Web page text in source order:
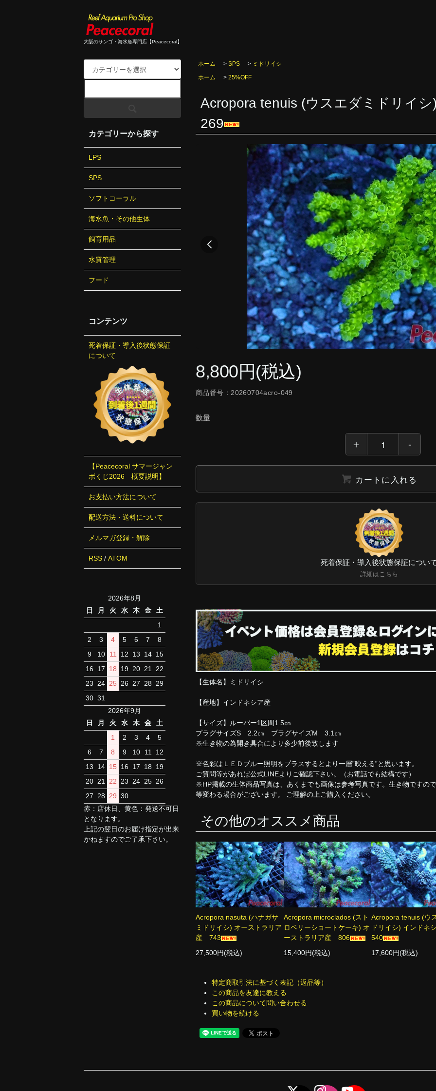
大阪のサンゴ・海水魚専門店【Peacecoral】
ホーム > SPS > ミドリイシ
ホーム
> 25%OFF
Acropora tenuis (ウスエダミドリイ
269
8,800円(税込)
商品番号：20260704acro-049
数量
カートに入れる
死着保証・導入後状態保証につい
詳細はこちら
【生体名】ミドリイシ
【産地】インドネシア産
【サイズ】ルーバー1区間1.5㎝
プラグサイズS 2.2㎝ プラグサイズM 3.1㎝
※生き物の為開き具合により多少前後致します
※色彩はＬＥＤブルー照明をプラスするとより一層”映える”と思います。
ご質問等があれば公式LINEよりご確認下さい。（お電話でも結構です）
※HP掲載の生体商品写真は、あくまでも画像は参考写真です。生き物ですの
等変わる場合がございます。 ご理解の上ご購入ください。
その他のオススメ商品
Acropora nasuta (ハナガサ
ミドリイシ) オーストラリア
産 743
27,500円(税込)
Acropora microclados (スト
ロベリーショートケーキ) オ
ーストラリア産 806
15,400円(税込)
Acropora tenuis (ウ
ドリイシ) インド
540
17,600円(税込)
特定商取引法に基づく表記（返品等）
この商品を友達に教える
この商品について問い合わせる
買い物を続ける
カテゴリーから探す
LPS
SPS
ソフトコーラル
海水魚・その他生体
飼育用品
水質管理
フード
コンテンツ
死着保証・導入後状態保証
について
【Peacecoral サマージャン
ボくじ2026 概要説明】
お支払い方法について
配送方法・送料について
メルマガ登録・解除
RSS / ATOM
2026年8月
日
月 火 水 木 金
土
1
2
3 4 5 6 7
8
9
10 11 12 13 14 15
16
17 18 19 20 21
22
23
24 25 26 27 28
29
30 31
2026年9月
日
月 火 水 木 金
土
1
2 3 4
5
6
7 8 9 10 11
12
13
14 15 16 17 18
19
20 21 22 23 24 25 26
27
28 29 30
赤：店休日、黄色：発送不可日
となります。
上記の翌日のお届け指定が出来
かねますのでご了承下さい。